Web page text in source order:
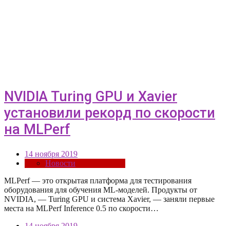
NVIDIA Turing GPU и Xavier
установили рекорд по скорости
на MLPerf
14 ноября 2019
Новости
MLPerf — это открытая платформа для тестирования
оборудования для обучения ML-моделей. Продукты от
NVIDIA, — Turing GPU и система Xavier, — заняли первые
места на MLPerf Inference 0.5 по скорости…